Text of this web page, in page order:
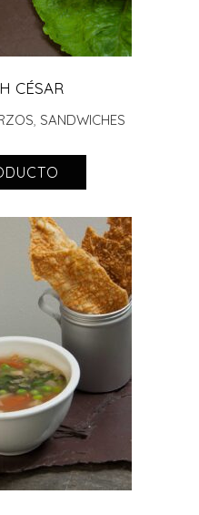
CÉSAR
, SANDWICHES